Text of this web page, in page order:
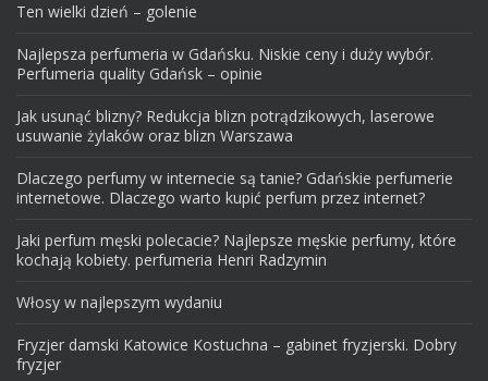
Ten wielki dzień – golenie
Najlepsza perfumeria w Gdańsku. Niskie ceny i duży wybór.
Perfumeria quality Gdańsk – opinie
Jak usunąć blizny? Redukcja blizn potrądzikowych, laserowe
usuwanie żylaków oraz blizn Warszawa
Dlaczego perfumy w internecie są tanie? Gdańskie perfumerie
internetowe. Dlaczego warto kupić perfum przez internet?
Jaki perfum męski polecacie? Najlepsze męskie perfumy, które
kochają kobiety. perfumeria Henri Radzymin
Włosy w najlepszym wydaniu
Fryzjer damski Katowice Kostuchna – gabinet fryzjerski. Dobry
fryzjer